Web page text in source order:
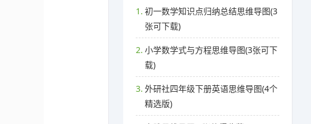
1. 初一数学知识点归纳总结思维导图(3
张可下载)
2. 小学数学式与方程思维导图(3张可下
载)
3. 外研社四年级下册英语思维导图(4个
精选版)